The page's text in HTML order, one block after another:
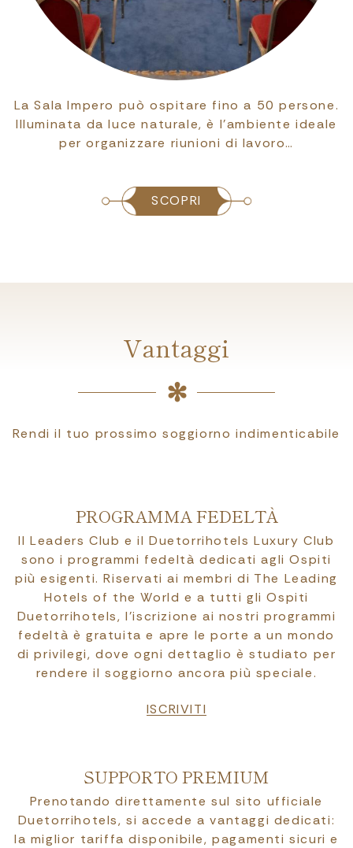
può ospitare fino a 50 persone.
naturale, è l’ambiente ideale
riunioni di lavoro…
La Sala
collegata
Vantaggi
Rendi il tuo prossimo soggiorno indimenticabile
PROGRAMMA FEDELTÀ
Il Leaders Club e il Duetorrihotels Luxury Club
sono i programmi fedeltà dedicati agli Ospiti
più esigenti. Riservati ai membri di The Leading
Hotels of the World e a tutti gli Ospiti
Duetorrihotels, l’iscrizione ai nostri programmi
fedeltà è gratuita e apre le porte a un mondo
di privilegi, dove ogni dettaglio è studiato per
rendere il soggiorno ancora più speciale.
ISCRIVITI
SUPPORTO PREMIUM
Prenotando direttamente sul sito ufficiale
Duetorrihotels, si accede a vantaggi dedicati:
la miglior tariffa disponibile, pagamenti sicuri e